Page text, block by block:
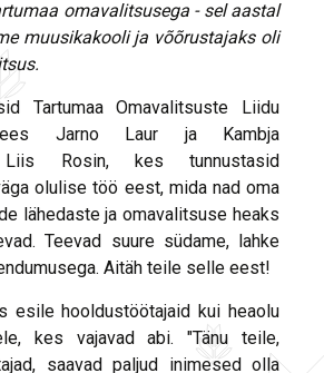
omavalitsusega - sel aastal
muusikakooli ja võõrustajaks oli
Tartumaa Omavalitsuste Liidu
Jarno Laur ja Kambja
Liis Rosin, kes tunnustasid
olulise töö eest, mida nad oma
lähedaste ja omavalitsuse heaks
Teevad suure südame, lahke
Aitäh teile selle eest!
esile hooldustöötajaid kui heaolu
kes vajavad abi. "Tänu teile,
saavad paljud inimesed olla